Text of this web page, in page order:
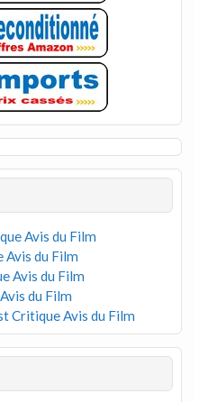
Avis du Film
Avis du Film
Avis du Film
du Film
Critique Avis du Film